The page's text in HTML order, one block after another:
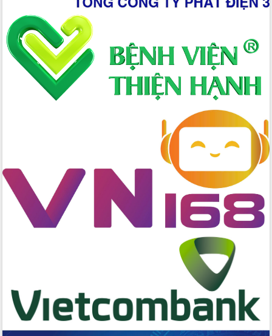
Đắk Lắk đẩy mạnh nuôi biển công
nghệ, hướng tới phát triển thủy sản
bền vững
Tập huấn nâng cao năng lực triển khai
chuyển đổi số cho cán bộ, công chức
cấp xã
Đắk Lắk phát động hưởng ứng Ngày
Quyền của người tiêu dùng Việt Nam
Tổ chức trang trọng Lễ hội Đền thờ
Lương Văn Chánh năm 2026
Phó Bí thư Tỉnh ủy Đắk Lắk Đỗ Hữu
Huy giữ chức Bí thư Đảng ủy Ủy Ban
Nhân dân tỉnh
Đánh giá, rút kinh nghiệm công tác tổ
chức diễn tập trước ngày bầu cử
Chương trình “Gặp gỡ hữu nghị –
Friendship Meeting New Year 2026”